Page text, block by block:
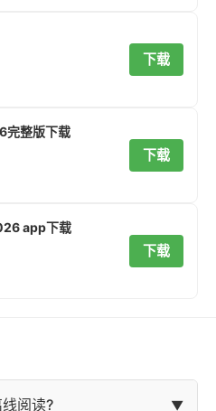
下载
完整版下载
下载
app下载
下载
阅读? ▼